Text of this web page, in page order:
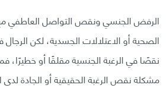
الرفض الجنسي ونقص التواصل العاطفي
الصحية أو الاعتلالات الجسدية، لكن
نقصًا في الرغبة الجنسية مقلقًا أو خطيرًا،
مشكلة نقص الرغبة الحقيقية أو الجادة لدى